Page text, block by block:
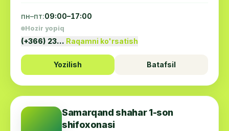
пн–пт:09:00–17:00
Hozir yopiq
(+366) 23… Raqamni ko'rsatish
Yozilish Batafsil
Samarqand shahar 1-son
shifoxonasi